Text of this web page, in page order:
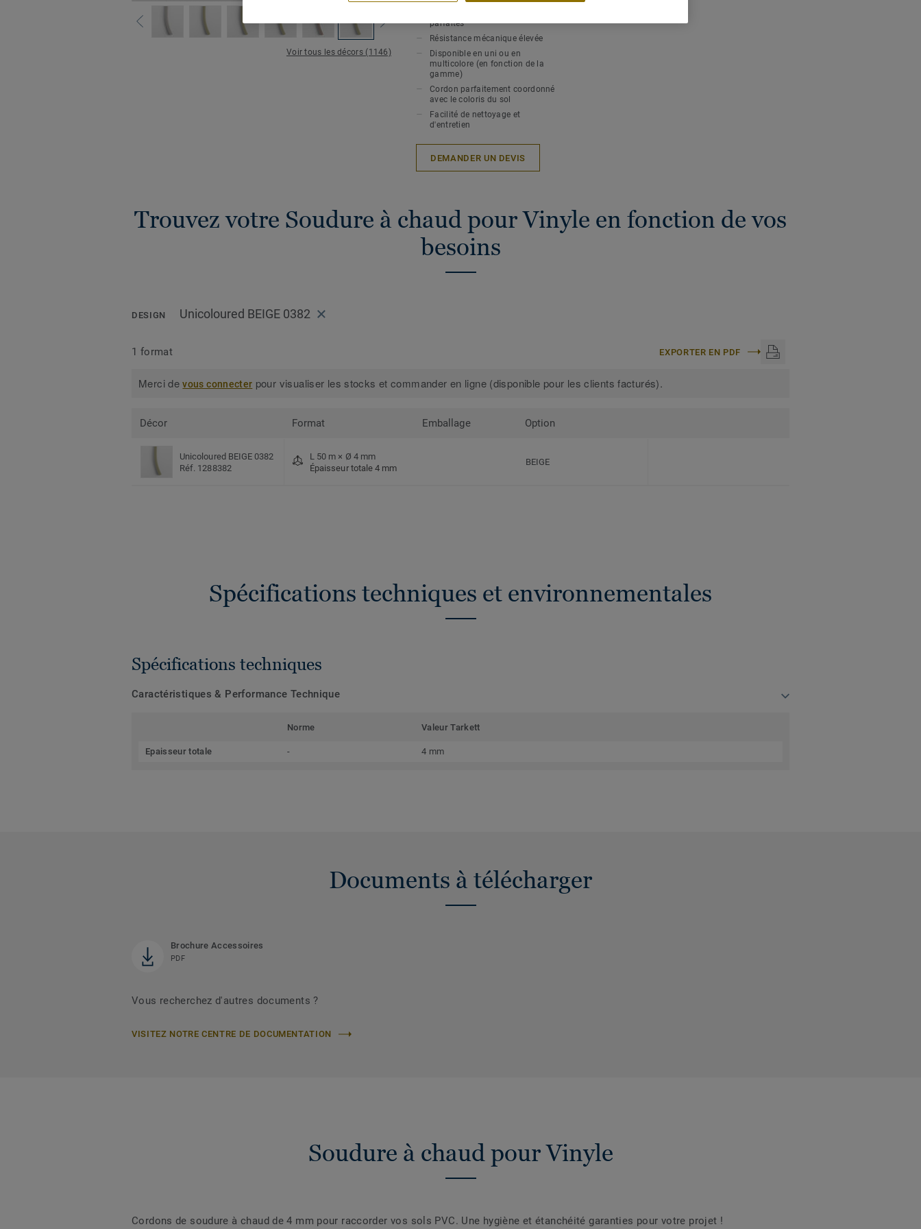
Voir tous les décors (1146)
Soudure à chaud pour une
parfaites
Résistance mécanique élevée
Disponible en uni ou en
multicolore (en fonction de la
gamme)
Cordon parfaitement coordonné
avec le coloris du sol
Facilité de nettoyage et
d'entretien
DEMANDER UN DEVIS
Trouvez votre Soudure à chaud pour Vinyle en fonction de vos
besoins
DESIGN Unicoloured BEIGE 0382
1 format EXPORTER EN PDF
Merci devous connecter pour visualiser les stocks et commander en ligne (disponible pour les clients facturés).
Décor Format Emballage Option
Unicoloured BEIGE 0382
Réf. 1288382
L 50 m × Ø 4 mm
Épaisseur totale 4 mm
BEIGE
Spécifications techniques et environnementales
Spécifications techniques
Caractéristiques & Performance Technique
Norme Valeur Tarkett
Epaisseur totale - 4 mm
Documents à télécharger
Brochure Accessoires
PDF
Vous recherchez d'autres documents ?
VISITEZ NOTRE CENTRE DE DOCUMENTATION
Soudure à chaud pour Vinyle
Cordons de soudure à chaud de 4 mm pour raccorder vos sols PVC. Une hygiène et étanchéité garanties pour votre projet !